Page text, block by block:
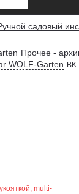
садовый
Прочее -
WOLF-Garten